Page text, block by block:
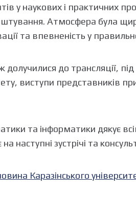
у наукових і практичних
Атмосфера була
та впевненість у
до трансляції, під
виступи представників
та інформатики дякує
наступні зустрічі та
Каразінського